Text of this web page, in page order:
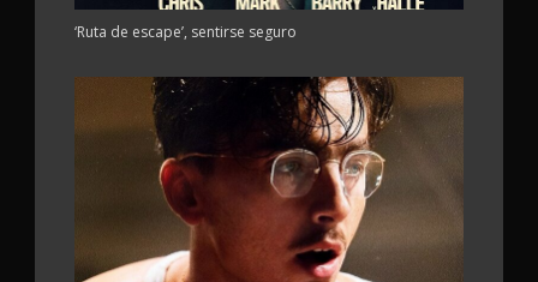
‘Ruta de escape’, sentirse seguro